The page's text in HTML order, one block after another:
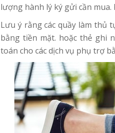
lượng hành lý ký gửi cần
Lưu ý rằng các quầy làm thủ
bằng tiền mặt. hoặc thẻ ghi
toán cho các dịch vụ phụ trợ